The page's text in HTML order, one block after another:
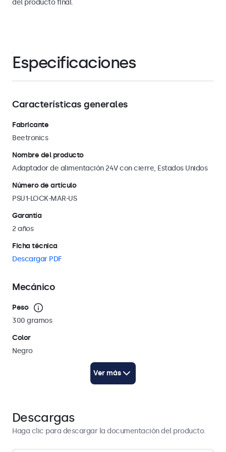
del producto final.
Especificaciones
Características generales
Fabricante
Beetronics
Nombre del producto
Adaptador de alimentación 24V con cierre, Estados Unidos
Número de artículo
PSU1-LOCK-MAR-US
Garantía
2 años
Ficha técnica
Descargar PDF
Mecánico
Peso
300 gramos
Color
Negro
250 cm (AC: 100 cm / DC: 150 cm)
Descargar PDF
Dibujo técnico (3D)
Ver más
Descargas
Haga clic para descargar la documentación del producto.